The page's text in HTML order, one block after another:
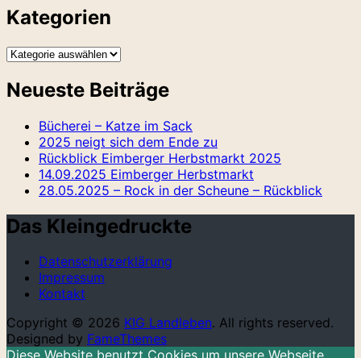
Kategorien
Kategorien
Neueste Beiträge
Bücherei – Katze im Sack
2025 neigt sich dem Ende zu
Rückblick Eimberger Herbstmarkt 2025
14.09.2025 Eimberger Herbstmarkt
28.05.2025 – Rock in der Scheune – Rückblick
Das Kleingedruckte
Datenschutzerklärung
Impressum
Kontakt
Copyright © 2026 KIG Landleben. All rights reserved.
Designed by FameThemes